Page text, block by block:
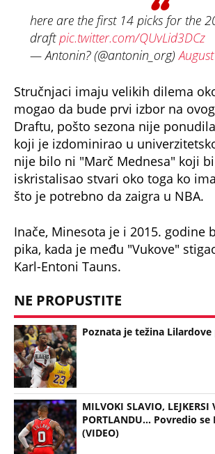
here are the first 14 picks for the
draftpic.twitter.com/QUvLid3DCz
— Antonin? (@antonin_org)
Stručnjaci imaju velikih dilema
mogao da bude prvi izbor na
Draftu, pošto sezona nije
koji je izdominirao u
nije bilo ni "Marč Mednesa" koji
iskristalisao stvari oko toga ko
što je potrebno da zaigra u NBA.
Inače, Minesota je i 2015. godine
pika, kada je među "Vukove"
Karl-Entoni Tauns.
NE PROPUSTITE
Poznata je težina Lilardove
MILVOKI SLAVIO, LEJKERSI
PORTLANDU... Povredio
(VIDEO)